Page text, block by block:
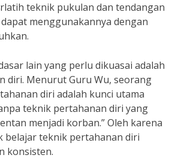
teknik pukulan dan tendangan
menggunakannya dengan
lain yang perlu dikuasai adalah
diri. Menurut Guru Wu, seorang
diri adalah kunci utama
teknik pertahanan diri yang
menjadi korban.” Oleh karena
belajar teknik pertahanan diri
konsisten.